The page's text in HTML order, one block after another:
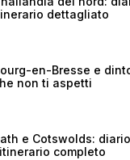
dettagliato
en-Bresse e
non ti aspetti
e Cotswolds:
completo